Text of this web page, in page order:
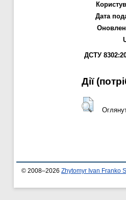
Дата
ДСТУ
Дії
© 2008–2026 Zhytomyr Ivan Franko